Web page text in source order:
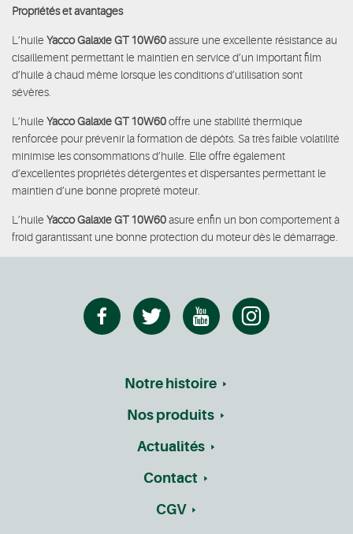
Propriétés et avantages
L’huile Yacco Galaxie GT 10W60assure une excellente résistance au
cisaillement permettant le maintien en service d’un important film
d’huile à chaud même lorsque les conditions d’utilisation sont
sévères.
L’huile Yacco Galaxie GT 10W60offre une stabilité thermique
renforcée pour prévenir la formation de dépôts. Sa très faible volatilité
minimise les consommations d’huile. Elle offre également
d’excellentes propriétés détergentes et dispersantes permettant le
maintien d’une bonne propreté moteur.
L’huile Yacco Galaxie GT 10W60asure enfin un bon comportement à
froid garantissant une bonne protection du moteur dès le démarrage.
Notre histoire
Nos produits
Actualités
Contact
CGV